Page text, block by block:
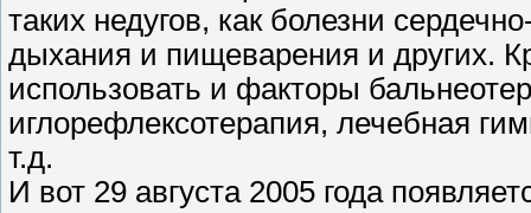
таких недугов, как болезни
дыхания и пищеварения и других.
использовать и факторы
иглорефлексотерапия, лечебная
т.д.
И вот 29 августа 2005 года